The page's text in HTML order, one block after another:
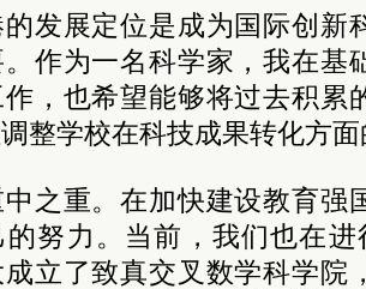
发展定位是成为国际创新
作为一名科学家，我在基
，也希望能够将过去积累
整学校在科技成果转化方
之重。在加快建设教育强
的努力。当前，我们也在
成立了致真交叉数学科学院